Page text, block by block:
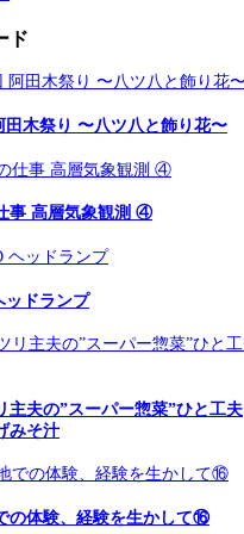
ド
田木祭り 〜八ツ八と飾り花〜
事 高層気象観測 ④
ッドランプ
主夫の”スーパー惣菜”ひと工夫
みそ汁
の体験、経験を生かして⑯